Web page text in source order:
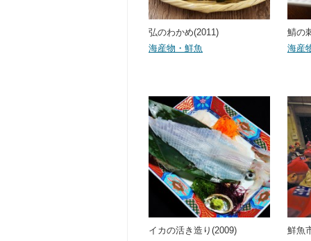
弘のわかめ(2011)
海産物・鮮魚
鯖の
海産
イカの活き造り(2009)
鮮魚